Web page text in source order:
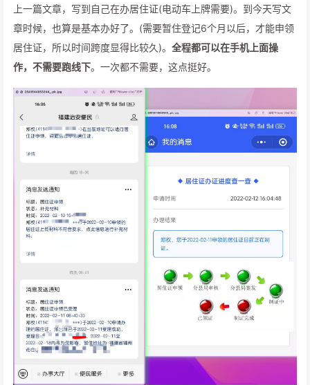
上一篇文章，写到自己在办居住证(电动车上牌需要)。到今天写文
章时候，也算是基本办好了。(需要暂住登记6个月以后，才能申领
居住证，所以时间跨度显得比较久)。 全程都可以在手机上面操
作，不需要跑线下。一次都不需要，这点挺好。